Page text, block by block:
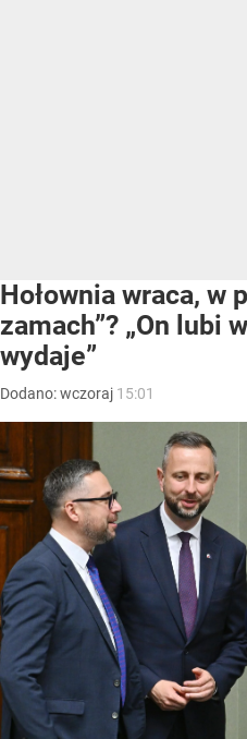
Hołownia wraca, w
zamach”? „On lubi
wydaje”
Dodano:wczoraj 15:01